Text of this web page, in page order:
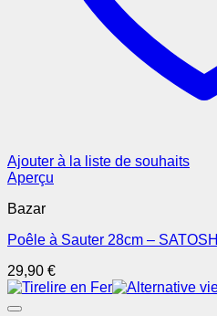
Ajouter à la liste de souhaits
Aperçu
Bazar
Poêle à Sauter 28cm – SATOSHI
29,90 €